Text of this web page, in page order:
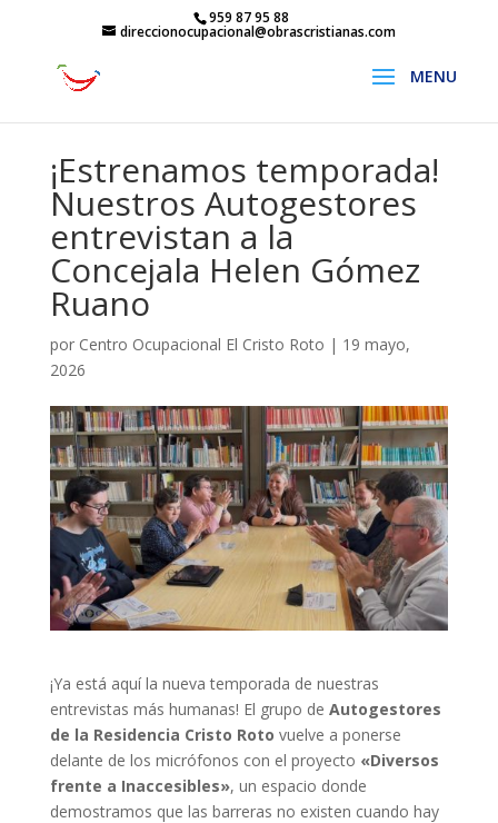
959 87 95 88
direccionocupacional@obrascristianas.com
¡Estrenamos temporada!
Nuestros Autogestores
entrevistan a la
Concejala Helen Gómez
Ruano
por Centro Ocupacional El Cristo Roto | 19 mayo,
2026
¡Ya está aquí la nueva temporada de nuestras
entrevistas más humanas! El grupo de Autogestores
de la Residencia Cristo Roto vuelve a ponerse
delante de los micrófonos con el proyecto «Diversos
frente a Inaccesibles», un espacio donde
demostramos que las barreras no existen cuando hay